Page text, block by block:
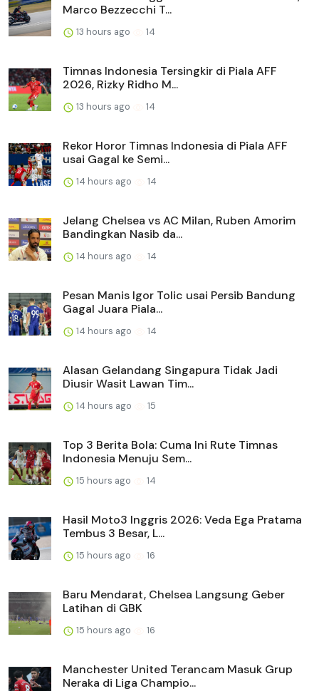
Marco Bezzecchi T...
13 hours ago 14
Timnas Indonesia Tersingkir di Piala AFF
2026, Rizky Ridho M...
13 hours ago 14
Rekor Horor Timnas Indonesia di Piala AFF
usai Gagal ke Semi...
14 hours ago 14
Jelang Chelsea vs AC Milan, Ruben Amorim
Bandingkan Nasib da...
14 hours ago 14
Pesan Manis Igor Tolic usai Persib Bandung
Gagal Juara Piala...
14 hours ago 14
Alasan Gelandang Singapura Tidak Jadi
Diusir Wasit Lawan Tim...
14 hours ago 15
Top 3 Berita Bola: Cuma Ini Rute Timnas
Indonesia Menuju Sem...
15 hours ago 14
Hasil Moto3 Inggris 2026: Veda Ega Pratama
Tembus 3 Besar, L...
15 hours ago 16
Baru Mendarat, Chelsea Langsung Geber
Latihan di GBK
15 hours ago 16
Manchester United Terancam Masuk Grup
Neraka di Liga Champio...